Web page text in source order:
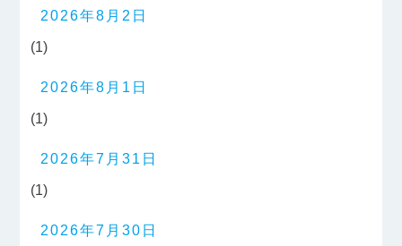
2026年8月2日
(1)
2026年8月1日
(1)
2026年7月31日
(1)
2026年7月30日